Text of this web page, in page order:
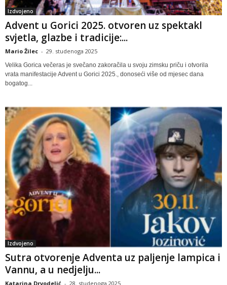
Izdvojeno
Advent u Gorici 2025. otvoren uz spektakl
svjetla, glazbe i tradicije:...
Mario Žilec - 29. studenoga 2025
Velika Gorica večeras je svečano zakoračila u svoju zimsku priču i otvorila
vrata manifestacije Advent u Gorici 2025., donoseći više od mjesec dana
bogatog...
Izdvojeno
Sutra otvorenje Adventa uz paljenje lampica i
Vannu, a u nedjelju...
Katarina Drvodelić - 28. studenoga 2025